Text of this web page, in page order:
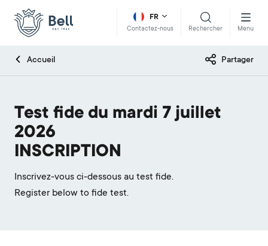
FR
Contactez-nous Rechercher Menu
Accueil Partager
Test fide du mardi 7 juillet
2026
INSCRIPTION
Inscrivez-vous ci-dessous au test fide.
Register below to fide test.